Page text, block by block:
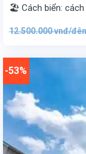
🏖️ Cách biển: cách
12.500.000vnđ/
-53%